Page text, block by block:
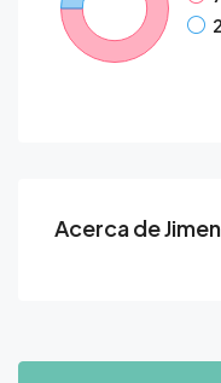
Acerca de